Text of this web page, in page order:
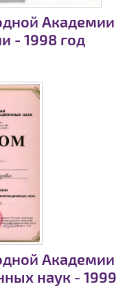
Академии
- 1998 год
Академии
наук - 1999